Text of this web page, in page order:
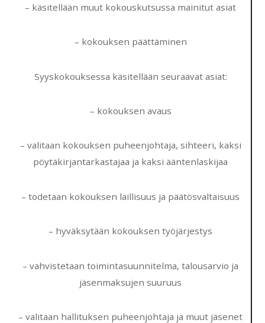
– käsitellään muut kokouskutsussa mainitut asiat
– kokouksen päättäminen
Syyskokouksessa käsitellään seuraavat asiat:
– kokouksen avaus
– valitaan kokouksen puheenjohtaja, sihteeri, kaksi
pöytäkirjantarkastajaa ja kaksi ääntenlaskijaa
– todetaan kokouksen laillisuus ja päätösvaltaisuus
– hyväksytään kokouksen työjärjestys
– vahvistetaan toimintasuunnitelma, talousarvio ja
jäsenmaksujen suuruus
– valitaan hallituksen puheenjohtaja ja muut jäsenet